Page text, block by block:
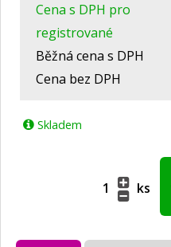
Cena s DPH pro
registrované
Běžná cena s DPH
Cena bez DPH
Skladem
ks